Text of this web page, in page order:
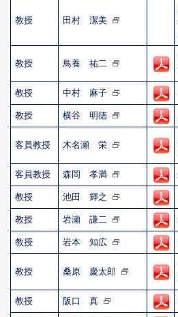
教授 田村 潔美
教授 鳥養 祐二
教授 中村 麻子
教授 横谷 明徳
客員教授 木名瀬 栄
客員教授 森岡 孝満
教授 池田 輝之
教授 岩瀬 謙二
教授 岩本 知広
教授 桑原 慶太郎
教授 阪口 真